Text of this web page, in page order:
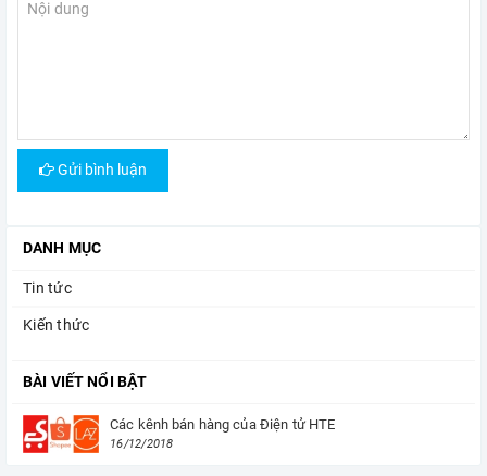
Gửi bình luận
DANH MỤC
Tin tức
Kiến thức
BÀI VIẾT NỔI BẬT
Các kênh bán hàng của Điện tử HTE
16/12/2018